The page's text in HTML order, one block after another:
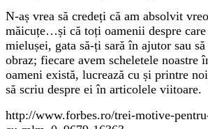
N-aș vrea să credeți că am absolvit
măicuțe…și că toți oamenii despre
mielușei, gata să-ți sară în ajutor sau
obraz; fiecare avem scheletele noastre
oameni există, lucrează cu și printre
să scriu despre ei în articolele viitoare.
http://www.forbes.ro/trei-motive-